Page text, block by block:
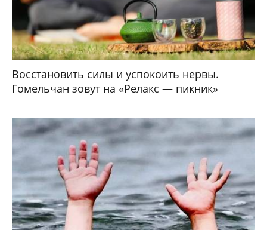
Восстановить силы и успокоить нервы.
Гомельчан зовут на «Релакс — пикник»